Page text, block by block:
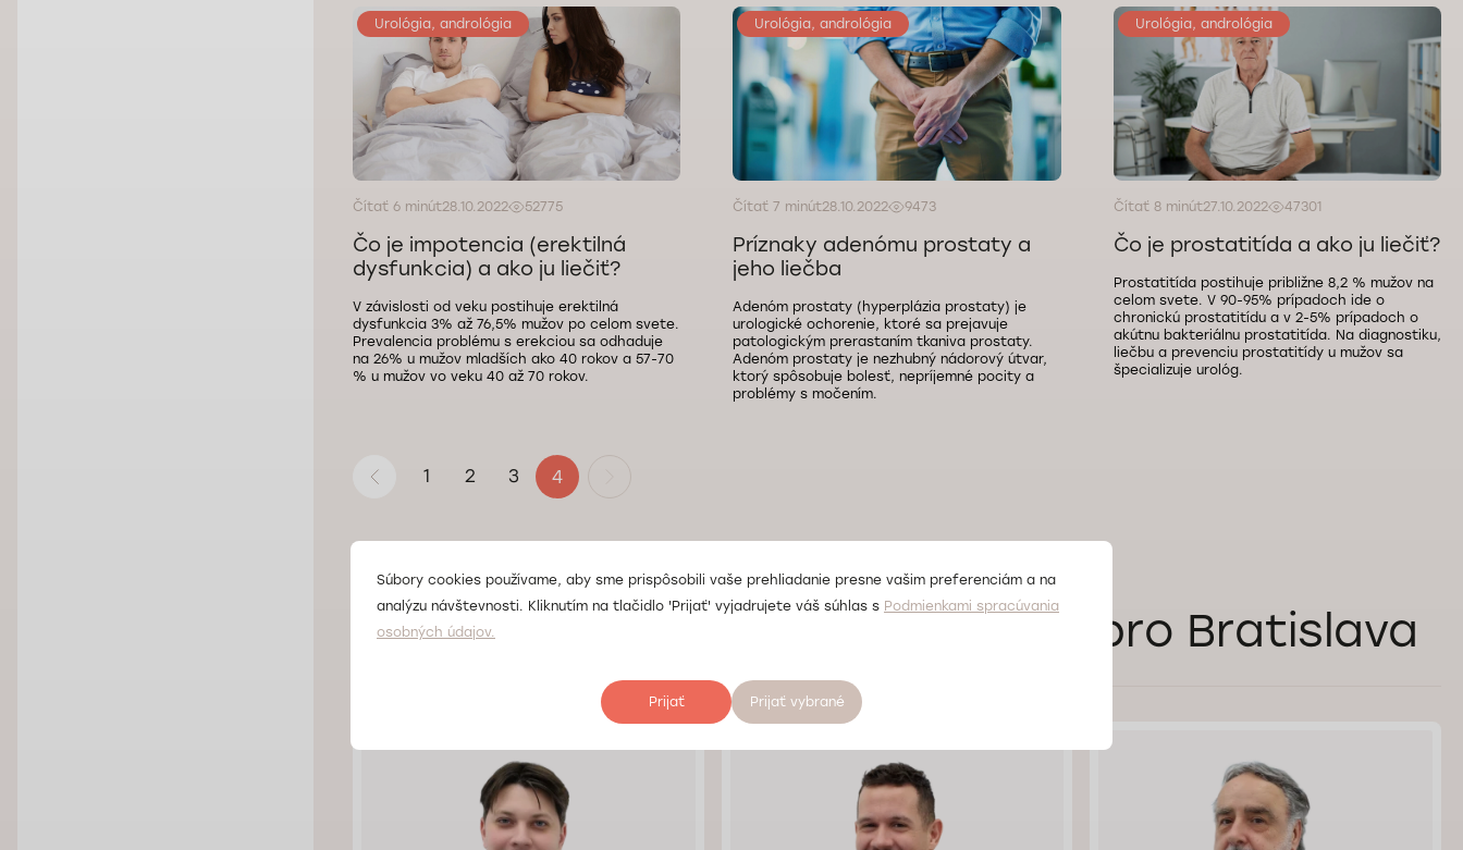
Urológia, andrológia
Čítať 6 minút28.10.2022 52775
Čo je impotencia (erektilná
dysfunkcia) a ako ju liečiť?
V závislosti od veku postihuje erektilná
dysfunkcia 3% až 76,5% mužov po celom svete.
Prevalencia problému s erekciou sa odhaduje
na 26% u mužov mladších ako 40 rokov a 57-70
% u mužov vo veku 40 až 70 rokov.
Urológia, andrológia
Čítať 7 minút28.10.2022 9473
Príznaky adenómu prostaty a
jeho liečba
Adenóm prostaty (hyperplázia prostaty) je
urologické ochorenie, ktoré sa prejavuje
patologickým prerastaním tkaniva prostaty.
Adenóm prostaty je nezhubný nádorový útvar,
ktorý spôsobuje bolesť, nepríjemné pocity a
problémy s močením.
Urológia, andrológia
Čítať 8 minút27.10.2022 47301
Čo je prostatitída a ako ju liečiť?
Prostatitída postihuje približne 8,2 % mužov na
celom svete. V 90-95% prípadoch ide o
chronickú prostatitídu a v 2-5% prípadoch o
akútnu bakteriálnu prostatitída. Na diagnostiku,
liečbu a prevenciu prostatitídy u mužov sa
špecializuje urológ.
1 2 3 4
Lekári oddelenia urológie Doktorpro Bratislava
Súbory cookies používame, aby sme prispôsobili vaše prehliadanie presne vašim preferenciám a na
analýzu návštevnosti. Kliknutím na tlačidlo 'Prijať' vyjadrujete váš súhlas s Podmienkami spracúvania
osobných údajov.
Prijať Prijať vybrané